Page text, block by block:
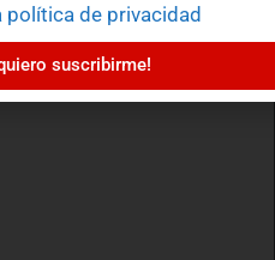
política de privacidad
suscribirme!